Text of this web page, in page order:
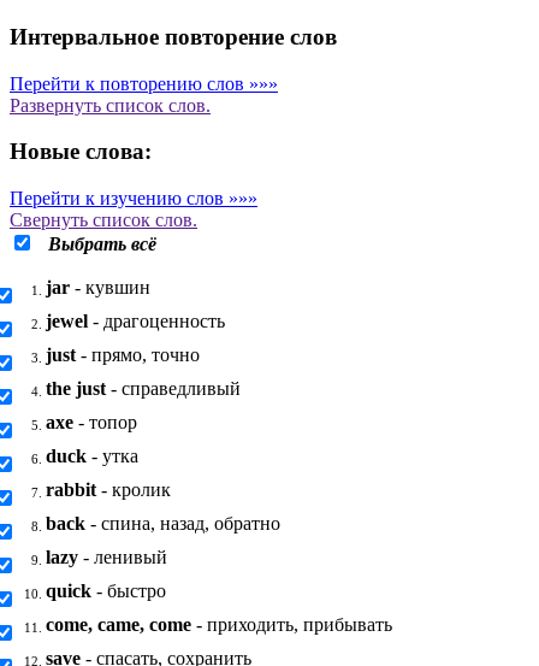
Интервальное повторение слов
Перейти к повторению слов »»»
Развернуть список слов.
Новые слова:
Перейти к изучению слов »»»
Свернуть список слов.
Выбрать всё
1. jar - кувшин
2. jewel - драгоценность
3. just - прямо, точно
4. the just - справедливый
5. axe - топор
6. duck - утка
7. rabbit - кролик
8. back - спина, назад, обратно
9. lazy - ленивый
10. quick - быстро
11. come, came, come - приходить, прибывать
12. save - спасать, сохранить